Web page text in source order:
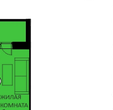
квартиры
Курье
2
р-не (КамГЭС)